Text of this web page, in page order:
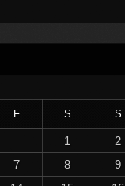
F S S
1
2
7 8
9